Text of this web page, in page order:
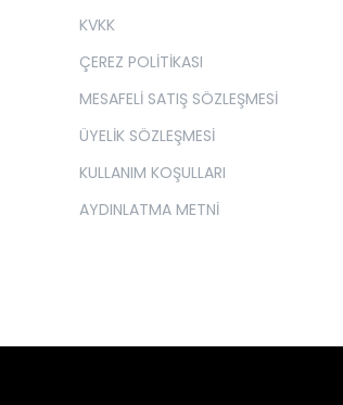
KVKK
ÇEREZ POLİTİKASI
MESAFELİ SATIŞ SÖZLEŞMESİ
ÜYELİK SÖZLEŞMESİ
KULLANIM KOŞULLARI
AYDINLATMA METNİ